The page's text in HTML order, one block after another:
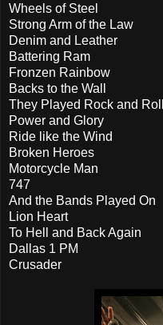
Wheels of Steel
Strong Arm of the Law
Denim and Leather
Battering Ram
Fronzen Rainbow
Backs to the Wall
They Played Rock and Roll
Power and Glory
Ride like the Wind
Broken Heroes
Motorcycle Man
747
And the Bands Played On
Lion Heart
To Hell and Back Again
Dallas 1 PM
Crusader